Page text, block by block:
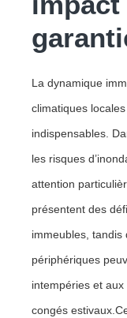
La dynamique
climatiques
indispensables.
les risques
attention
présentent des
immeubles, tandis
périphériques
intempéries et
congés